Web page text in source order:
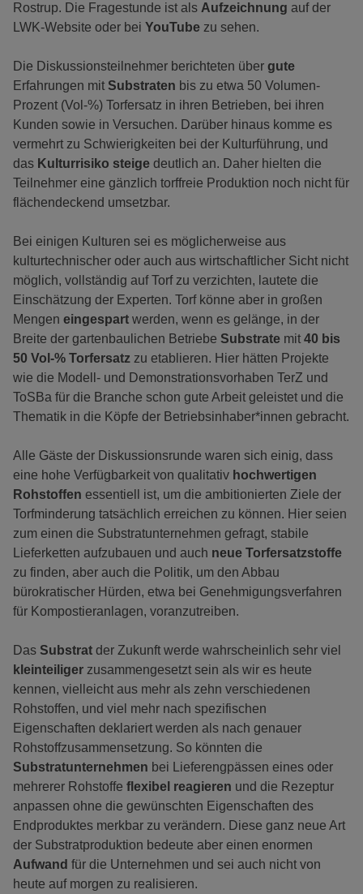
Rostrup. Die Fragestunde ist als Aufzeichnung auf der
LWK-Website oder bei YouTube zu sehen.
Die Diskussionsteilnehmer berichteten über gute
Erfahrungen mit Substraten bis zu etwa 50 Volumen-
Prozent (Vol-%) Torfersatz in ihren Betrieben, bei ihren
Kunden sowie in Versuchen. Darüber hinaus komme es
vermehrt zu Schwierigkeiten bei der Kulturführung, und
das Kulturrisiko steige deutlich an. Daher hielten die
Teilnehmer eine gänzlich torffreie Produktion noch nicht für
flächendeckend umsetzbar.
Bei einigen Kulturen sei es möglicherweise aus
kulturtechnischer oder auch aus wirtschaftlicher Sicht nicht
möglich, vollständig auf Torf zu verzichten, lautete die
Einschätzung der Experten. Torf könne aber in großen
Mengen eingespart werden, wenn es gelänge, in der
Breite der gartenbaulichen Betriebe Substrate mit 40 bis
50 Vol-% Torfersatz zu etablieren. Hier hätten Projekte
wie die Modell- und Demonstrationsvorhaben TerZ und
ToSBa für die Branche schon gute Arbeit geleistet und die
Thematik in die Köpfe der Betriebsinhaber*innen gebracht.
Alle Gäste der Diskussionsrunde waren sich einig, dass
eine hohe Verfügbarkeit von qualitativ hochwertigen
Rohstoffen essentiell ist, um die ambitionierten Ziele der
Torfminderung tatsächlich erreichen zu können. Hier seien
zum einen die Substratunternehmen gefragt, stabile
Lieferketten aufzubauen und auch neue Torfersatzstoffe
zu finden, aber auch die Politik, um den Abbau
bürokratischer Hürden, etwa bei Genehmigungsverfahren
für Kompostieranlagen, voranzutreiben.
Das Substrat der Zukunft werde wahrscheinlich sehr viel
kleinteiliger zusammengesetzt sein als wir es heute
kennen, vielleicht aus mehr als zehn verschiedenen
Rohstoffen, und viel mehr nach spezifischen
Eigenschaften deklariert werden als nach genauer
Rohstoffzusammensetzung. So könnten die
Substratunternehmen bei Lieferengpässen eines oder
mehrerer Rohstoffe flexibel reagieren und die Rezeptur
anpassen ohne die gewünschten Eigenschaften des
Endproduktes merkbar zu verändern. Diese ganz neue Art
der Substratproduktion bedeute aber einen enormen
Aufwand für die Unternehmen und sei auch nicht von
heute auf morgen zu realisieren.